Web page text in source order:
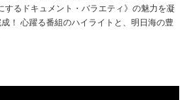
するドキュメント・バラエティ》の魅力を凝
！ 心躍る番組のハイライトと、明日海の豊